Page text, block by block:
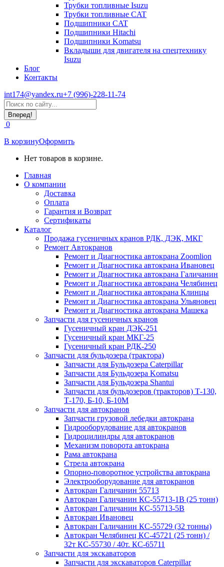
Трубки топливные Isuzu
Трубки топливные CAT
Подшипники CAT
Подшипники Hitachi
Подшипники Komatsu
Вкладыши для двигателя на спецтехнику
Isuzu
Блог
Контакты
int174@yandex.ru+7 (996)-228-11-74
Страница
WhatsApp
открывается
в
новом
окне
Поиск:
0
В корзинуОформить
Нет товаров в корзине.
Главная
О компании
Доставка
Оплата
Гарантия и Возврат
Сертификаты
Каталог
Продажа гусеничных кранов РДК, ДЭК, МКГ
Ремонт Автокранов
Ремонт и Диагностика автокрана Zoomlion
Ремонт и Диагностика автокрана Ивановец
Ремонт и Диагностика автокрана Галичанин
Ремонт и Диагностика автокрана Челябинец
Ремонт и Диагностика автокрана Клинцы
Ремонт и Диагностика автокрана Ульяновец
Ремонт и Диагностика автокрана Машека
Запчасти для гусеничных кранов
Гусеничный кран ДЭК-251
Гусеничный кран МКГ-25
Гусеничный кран РДК-250
Запчасти для бульдозера (трактора)
Запчасти для Бульдозера Caterpillar
Запчасти для Бульдозера Komatsu
Запчасти для Бульдозера Shantui
Запчасти для бульдозеров (тракторов) Т-130,
Т-170, Б-10, Б-10М
Запчасти для автокранов
Запчасти грузовой лебедки автокрана
Гидрооборудование для автокранов
Гидроцилиндры для автокранов
Механизм поворота автокрана
Рама автокрана
Стрела автокрана
Опорно-поворотное устройства автокрана
Электрооборудование для автокранов
Автокран Галичанин 55713
Автокран Галичанин КС-55713-1В (25 тонн)
Автокран Галичанин КС-55713-5В
Автокран Ивановец
Автокран Галичанин КС-55729 (32 тонны)
Автокран Челябинец КС-45721 (25 тонн) /
32т КС-55730 / 40т. КС-65711
Запчасти для экскаваторов
Запчасти для экскаваторов Caterpillar